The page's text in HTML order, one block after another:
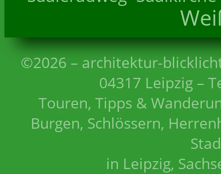
©2026 – architektur-
04317 Leipzig –
Touren, Tipps &
Burgen, Schlössern,
in Leipzig,